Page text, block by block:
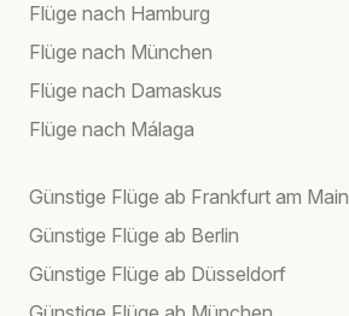
Flüge nach Hamburg
Flüge nach München
Flüge nach Damaskus
Flüge nach Málaga
Günstige Flüge ab Frankfurt am Main
Günstige Flüge ab Berlin
Günstige Flüge ab Düsseldorf